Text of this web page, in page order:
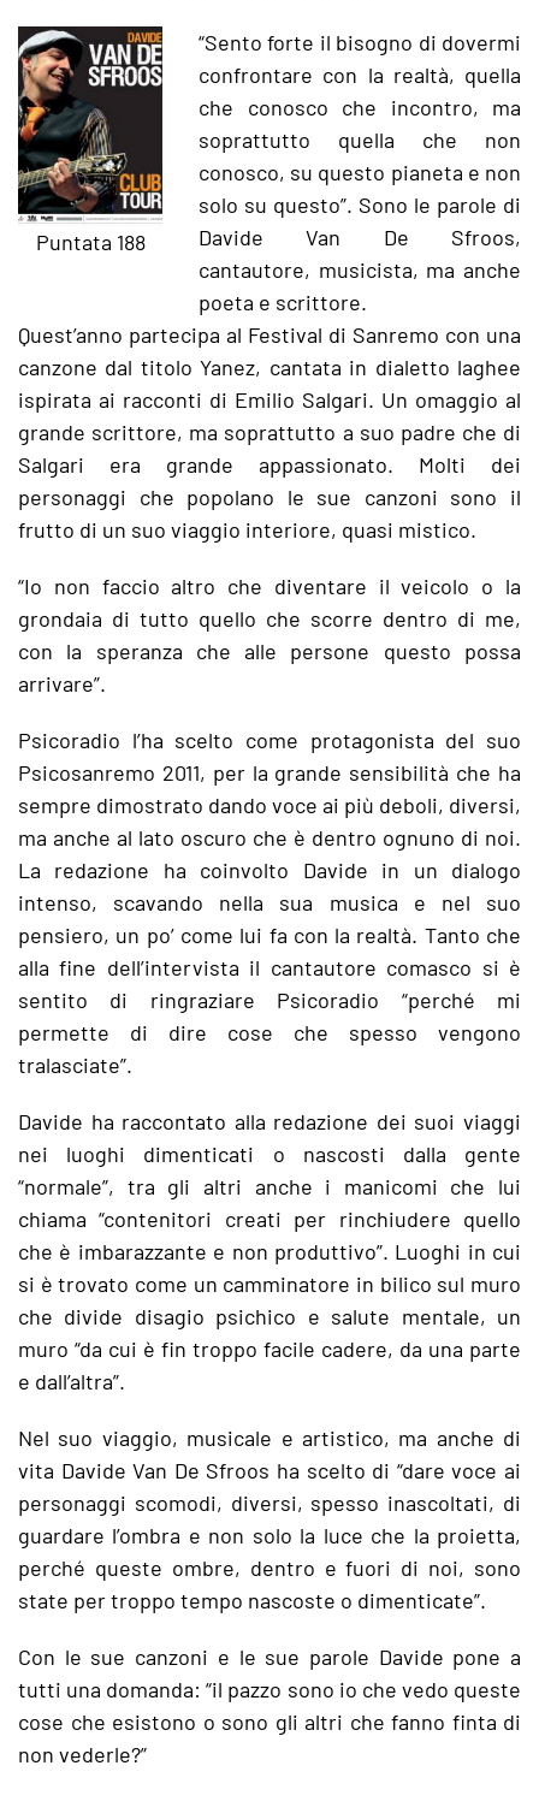
Puntata 188
“Sento forte il bisogno di dovermi
confrontare con la realtà, quella
che conosco che incontro, ma
soprattutto quella che non
conosco, su questo pianeta e non
solo su questo”. Sono le parole di
Davide Van De Sfroos,
cantautore, musicista, ma anche
poeta e scrittore.
Quest’anno partecipa al Festival di Sanremo con una
canzone dal titolo Yanez, cantata in dialetto laghee
ispirata ai racconti di Emilio Salgari. Un omaggio al
grande scrittore, ma soprattutto a suo padre che di
Salgari era grande appassionato. Molti dei
personaggi che popolano le sue canzoni sono il
frutto di un suo viaggio interiore, quasi mistico.
“Io non faccio altro che diventare il veicolo o la
grondaia di tutto quello che scorre dentro di me,
con la speranza che alle persone questo possa
arrivare”.
Psicoradio l’ha scelto come protagonista del suo
Psicosanremo 2011, per la grande sensibilità che ha
sempre dimostrato dando voce ai più deboli, diversi,
ma anche al lato oscuro che è dentro ognuno di noi.
La redazione ha coinvolto Davide in un dialogo
intenso, scavando nella sua musica e nel suo
pensiero, un po’ come lui fa con la realtà. Tanto che
alla fine dell’intervista il cantautore comasco si è
sentito di ringraziare Psicoradio “perché mi
permette di dire cose che spesso vengono
tralasciate”.
Davide ha raccontato alla redazione dei suoi viaggi
nei luoghi dimenticati o nascosti dalla gente
“normale”, tra gli altri anche i manicomi che lui
chiama “contenitori creati per rinchiudere quello
che è imbarazzante e non produttivo”. Luoghi in cui
si è trovato come un camminatore in bilico sul muro
che divide disagio psichico e salute mentale, un
muro “da cui è fin troppo facile cadere, da una parte
e dall’altra”.
Nel suo viaggio, musicale e artistico, ma anche di
vita Davide Van De Sfroos ha scelto di “dare voce ai
personaggi scomodi, diversi, spesso inascoltati, di
guardare l’ombra e non solo la luce che la proietta,
perché queste ombre, dentro e fuori di noi, sono
state per troppo tempo nascoste o dimenticate”.
Con le sue canzoni e le sue parole Davide pone a
tutti una domanda: “il pazzo sono io che vedo queste
cose che esistono o sono gli altri che fanno finta di
non vederle?”